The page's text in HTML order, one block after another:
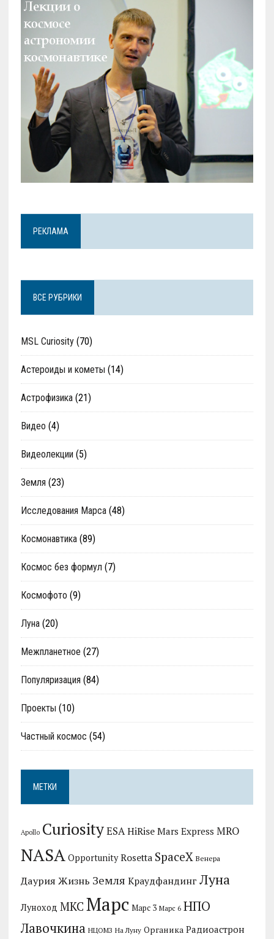
РЕКЛАМА
ВСЕ РУБРИКИ
MSL Curiosity(70)
Астероиды и кометы (14)
Астрофизика(21)
Видео (4)
Видеолекции (5)
Земля (23)
Исследования Марса(48)
Космонавтика(89)
Космос без формул (7)
Космофото (9)
Луна(20)
Межпланетное (27)
Популяризация (84)
Проекты (10)
Частный космос (54)
МЕТКИ
Apollo Curiosity ESA HiRise Mars Express MRO
NASA Opportunity Rosetta SpaceX Венера
Даурия Жизнь Земля Краудфандинг Луна
Луноход МКС Марс Марс 3 Марс 6 НПО
Лавочкина НЦОМЗ На Луну Органика Радиоастрон